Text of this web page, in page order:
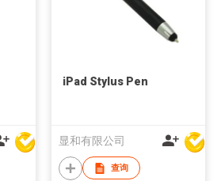
iPad Stylus Pen
显和有限公司
查询